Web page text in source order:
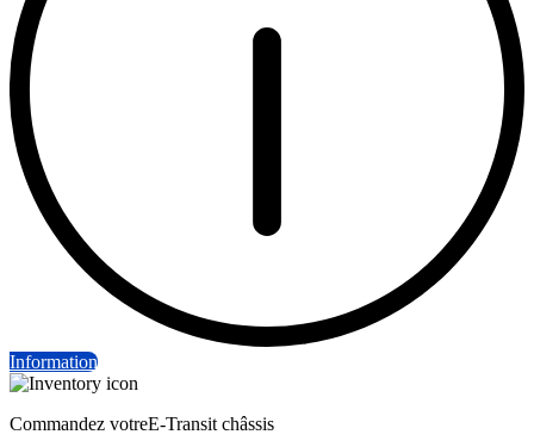
Information
Commandez votreE-Transit châssis